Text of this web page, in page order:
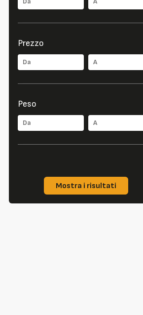
Prezzo
Peso
Mostra i risultati